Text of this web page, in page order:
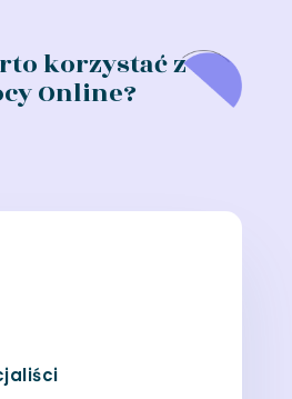
korzystać z
Online?